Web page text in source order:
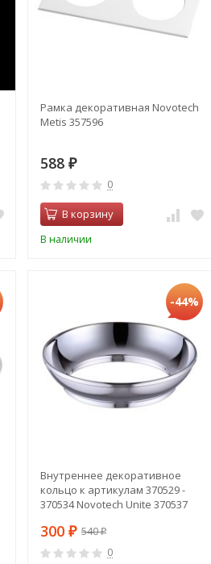
Рамка декоративная Novotech
Metis 357596
588 ₽
0
В корзину
В наличии
-44%
Внутреннее декоративное
кольцо к артикулам 370529 -
370534 Novotech Unite 370537
300 ₽ 540₽
0